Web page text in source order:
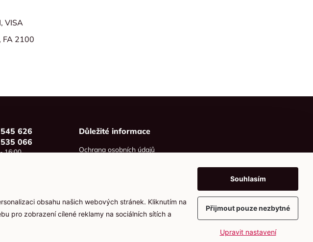
VISA
FA 2100
626
066
16:00
Důležité informace
Ochrana osobních údajů
VytvořilwebProgress
obsahu našich webových stránek. Kliknutím na
pro zobrazení cílené reklamy na sociálních sítích a
Souhlasím
Přijmout pouze nezbytné
Upravit nastavení